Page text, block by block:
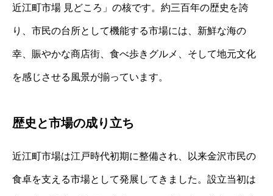
近江町市場 見どころ」の核です。約三百年の歴史を誇
り、市民の台所として機能する市場には、新鮮な海の
幸、賑やかな商店街、食べ歩きグルメ、そして地元文化
を感じさせる風景が揃っています。
歴史と市場の成り立ち
近江町市場は江戸時代初期に整備され、以来金沢市民の
食卓を支える市場として発展してきました。設立当初は